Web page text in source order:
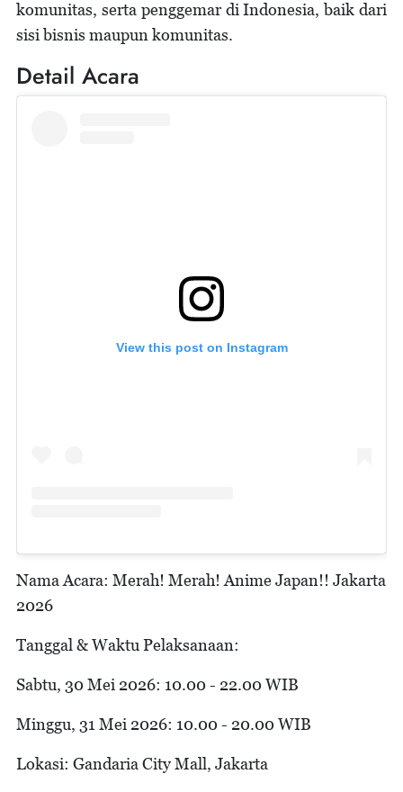
komunitas, serta penggemar di Indonesia, baik dari
sisi bisnis maupun komunitas.
Detail Acara
View this post on Instagram
Nama Acara: Merah! Merah! Anime Japan!! Jakarta
2026
Tanggal & Waktu Pelaksanaan:
Sabtu, 30 Mei 2026: 10.00 - 22.00 WIB
Minggu, 31 Mei 2026: 10.00 - 20.00 WIB
Lokasi: Gandaria City Mall, Jakarta